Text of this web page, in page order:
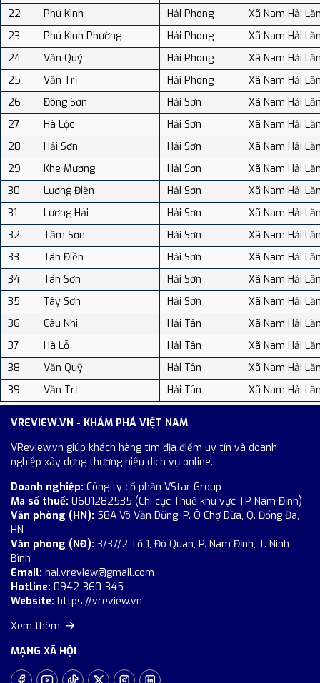
22
Phú Kinh Hải Phong
Xã Nam Hải
23
Phú Kinh Phường Hải Phong
Xã Nam Hải
24
Văn Quỷ Hải Phong
Xã Nam Hải
25
Văn Trị Hải Phong
Xã Nam Hải
26
Đông Sơn Hải Sơn
Xã Nam Hải
27
Hà Lộc Hải Sơn
Xã Nam Hải
28
Hải Sơn Hải Sơn
Xã Nam Hải
29
Khe Mương Hải Sơn
Xã Nam Hải
30
Lương Điền Hải Sơn
Xã Nam Hải
31
Lương Hải Hải Sơn
Xã Nam Hải
32
Tầm Sơn Hải Sơn
Xã Nam Hải
33
Tân Điền Hải Sơn
Xã Nam Hải
34
Tân Sơn Hải Sơn
Xã Nam Hải
35
Tây Sơn Hải Sơn
Xã Nam Hải
36
Câu Nhi Hải Tân
Xã Nam Hải
37
Hà Lỗ Hải Tân
Xã Nam Hải
38
Văn Quỹ Hải Tân
Xã Nam Hải
39
Văn Trị Hải Tân Xã Nam Hải
VREVIEW.VN - KHÁM PHÁ VIỆT NAM
VReview.vn giúp khách hàng tìm địa điểm uy tín và doanh
nghiệp xây dựng thương hiệu dịch vụ online.
Doanh nghiệp: Công ty cổ phần VStar Group
Mã số thuế: 0601282535 (Chi cục Thuế khu vực TP Nam Định)
Văn phòng (HN): 58A Võ Văn Dũng, P. Ô Chợ Dừa, Q. Đống Đa,
HN
Văn phòng (NĐ): 3/37/2 Tổ 1, Đò Quan, P. Nam Định, T. Ninh
Bình
Email: hai.vreview@gmail.com
Hotline: 0942-360-345
Website: https://vreview.vn
Xem thêm
MẠNG XÃ HỘI